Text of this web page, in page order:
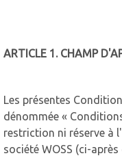
ARTICLE 1. CHAMP
Les présentes
dénommée «
restriction ni réserve à
société WOSS (ci-